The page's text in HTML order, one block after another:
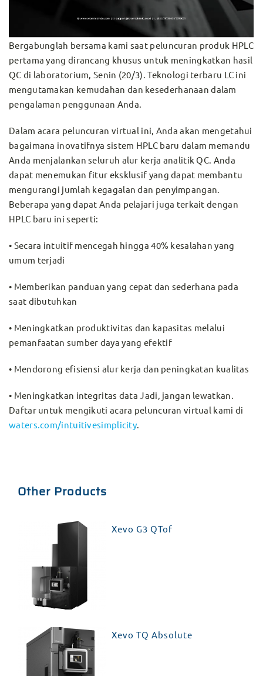
Bergabunglah bersama kami saat peluncuran produk HPLC
pertama yang dirancang khusus untuk meningkatkan hasil
QC di laboratorium, Senin (20/3). Teknologi terbaru LC ini
mengutamakan kemudahan dan kesederhanaan dalam
pengalaman penggunaan Anda.
Dalam acara peluncuran virtual ini, Anda akan mengetahui
bagaimana inovatifnya sistem HPLC baru dalam memandu
Anda menjalankan seluruh alur kerja analitik QC. Anda
dapat menemukan fitur eksklusif yang dapat membantu
mengurangi jumlah kegagalan dan penyimpangan.
Beberapa yang dapat Anda pelajari juga terkait dengan
HPLC baru ini seperti:
• Secara intuitif mencegah hingga 40% kesalahan yang
umum terjadi
• Memberikan panduan yang cepat dan sederhana pada
saat dibutuhkan
• Meningkatkan produktivitas dan kapasitas melalui
pemanfaatan sumber daya yang efektif
• Mendorong efisiensi alur kerja dan peningkatan kualitas
• Meningkatkan integritas data Jadi, jangan lewatkan.
Daftar untuk mengikuti acara peluncuran virtual kami di
waters.com/intuitivesimplicity.
Other Products
Xevo G3 QTof
Xevo TQ Absolute